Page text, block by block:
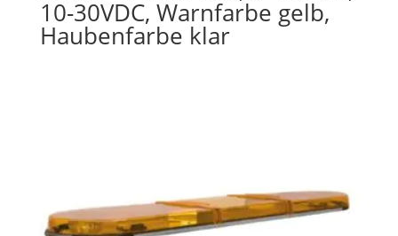
10-30VDC, Warnfarbe gelb,
Haubenfarbe klar